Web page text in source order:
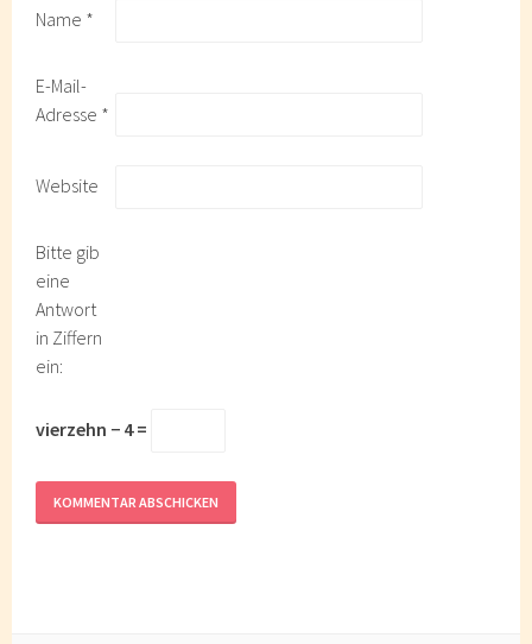
Name *
E-Mail-
Adresse *
Website
Bitte gib
eine
Antwort
in Ziffern
ein:
vierzehn − 4 =